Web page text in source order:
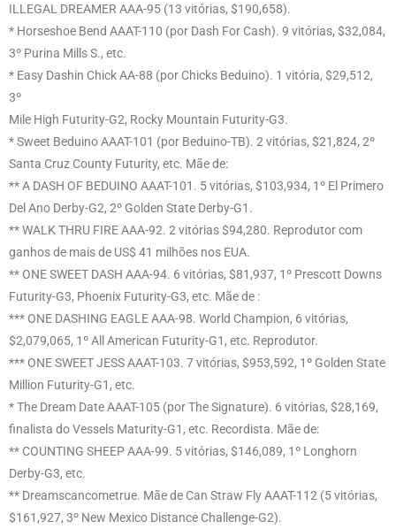
ILLEGAL DREAMER AAA-95 (13 vitórias, $190,658).
* Horseshoe Bend AAAT-110 (por Dash For Cash). 9 vitórias, $32,084,
3º Purina Mills S., etc.
* Easy Dashin Chick AA-88 (por Chicks Beduino). 1 vitória, $29,512,
3º
Mile High Futurity-G2, Rocky Mountain Futurity-G3.
* Sweet Beduino AAAT-101 (por Beduino-TB). 2 vitórias, $21,824, 2º
Santa Cruz County Futurity, etc. Mãe de:
** A DASH OF BEDUINO AAAT-101. 5 vitórias, $103,934, 1º El Primero
Del Ano Derby-G2, 2º Golden State Derby-G1.
** WALK THRU FIRE AAA-92. 2 vitórias $94,280. Reprodutor com
ganhos de mais de US$ 41 milhões nos EUA.
** ONE SWEET DASH AAA-94. 6 vitórias, $81,937, 1º Prescott Downs
Futurity-G3, Phoenix Futurity-G3, etc. Mãe de :
*** ONE DASHING EAGLE AAA-98. World Champion, 6 vitórias,
$2,079,065, 1º All American Futurity-G1, etc. Reprodutor.
*** ONE SWEET JESS AAAT-103. 7 vitórias, $953,592, 1º Golden State
Million Futurity-G1, etc.
* The Dream Date AAAT-105 (por The Signature). 6 vitórias, $28,169,
finalista do Vessels Maturity-G1, etc. Recordista. Mãe de:
** COUNTING SHEEP AAA-99. 5 vitórias, $146,089, 1º Longhorn
Derby-G3, etc.
** Dreamscancometrue. Mãe de Can Straw Fly AAAT-112 (5 vitórias,
$161,927, 3º New Mexico Distance Challenge-G2).